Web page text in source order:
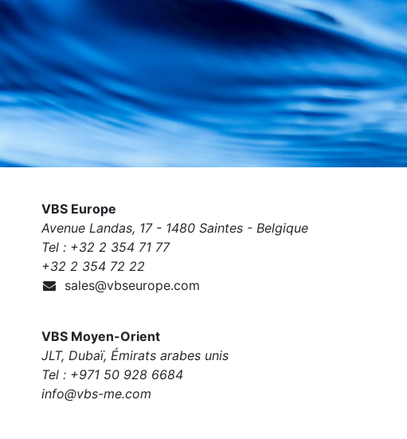
VBS Europe
Avenue Landas, 17 - 1480 Saintes - Belgique
Tel : +32 2 354 71 77
+32 2 354 72 22
sales@vbseurope.com
VBS Moyen-Orient
JLT, Dubaï, Émirats arabes unis
Tel : +971 50 928 6684
info@vbs-me.com